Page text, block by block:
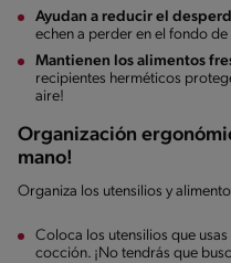
Ayudan a reducir el
echen a perder en el fondo de
Mantienen los alimentos
recipientes herméticos
aire!
Organización
mano!
Organiza los utensilios y
Coloca los utensilios que
cocción. ¡No tendrás que